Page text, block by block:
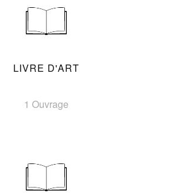
LIVRE D'ART
1 Ouvrage